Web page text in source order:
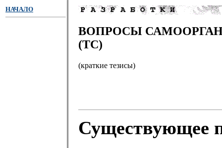
НАЧАЛО
ВОПРОСЫ
(ТС)
(краткие тезисы)
Существующее